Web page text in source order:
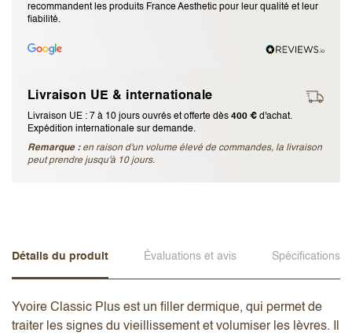
recommandent les produits France Aesthetic pour leur qualité et leur
fiabilité.
Livraison UE & internationale
Livraison UE : 7 à 10 jours ouvrés et offerte dès 400 € d'achat.
Expédition internationale sur demande.
Remarque : en raison d'un volume élevé de commandes, la livraison
peut prendre jusqu'à 10 jours.
Détails du produit Évaluations et avis Spécifications
Yvoire Classic Plus est un filler dermique, qui permet de
traiter les signes du vieillissement et volumiser les lèvres. Il